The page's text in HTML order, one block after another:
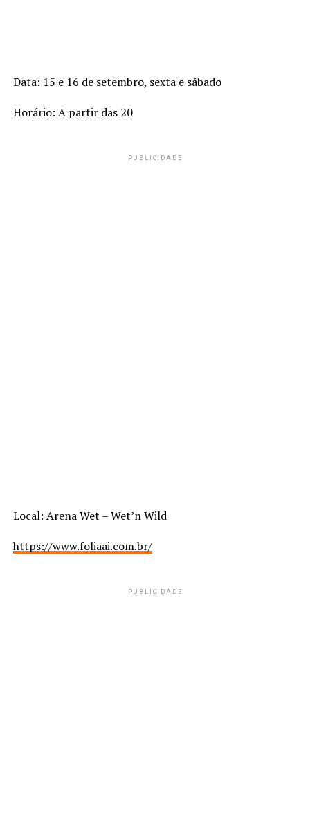
Data: 15 e 16 de setembro, sexta e sábado
Horário: A partir das 20
PUBLICIDADE
Local: Arena Wet – Wet’n Wild
https://www.foliaai.com.br/
PUBLICIDADE